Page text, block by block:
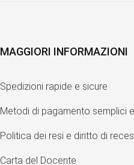
MAGGIORI INFORMAZIONI
Spedizioni rapide e sicure
Metodi di pagamento semplici
Politica dei resi e diritto di
Carta del Docente